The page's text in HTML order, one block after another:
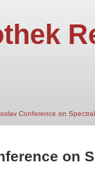
Conference on
on